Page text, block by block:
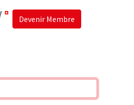
Devenir Membre